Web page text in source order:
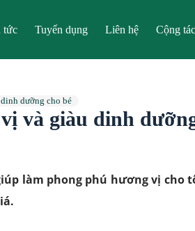
tức Tuyển dụng Liên hệ Cộng
dưỡng cho bé
và giàu dinh
làm phong phú hương vị cho